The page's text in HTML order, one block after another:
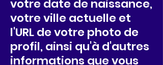
votre date de naissance,
votre ville actuelle et
l'URL de votre photo de
profil, ainsi qu'à d'autres
informations que vous